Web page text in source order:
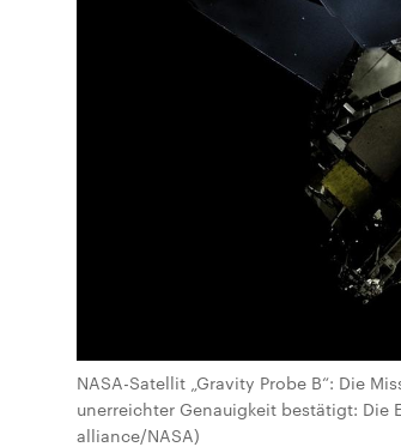
NASA-Satellit „Gravity Probe B“: Die
unerreichter Genauigkeit bestätigt: Die
alliance/NASA)